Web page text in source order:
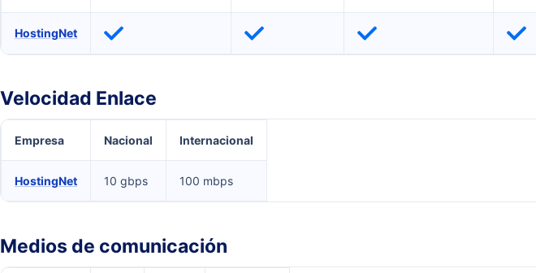
HostingNet
Velocidad Enlace
Empresa Nacional Internacional
HostingNet 10 gbps 100 mbps
Medios de comunicación